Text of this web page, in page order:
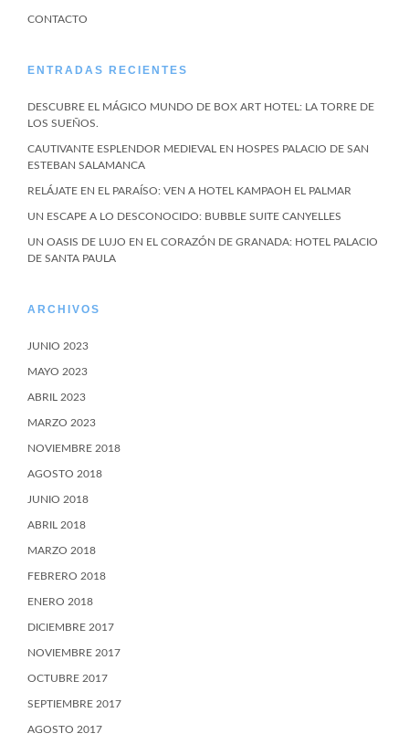
CONTACTO
ENTRADAS RECIENTES
DESCUBRE EL MÁGICO MUNDO DE BOX ART HOTEL: LA TORRE DE
LOS SUEÑOS.
CAUTIVANTE ESPLENDOR MEDIEVAL EN HOSPES PALACIO DE SAN
ESTEBAN SALAMANCA
RELÁJATE EN EL PARAÍSO: VEN A HOTEL KAMPAOH EL PALMAR
UN ESCAPE A LO DESCONOCIDO: BUBBLE SUITE CANYELLES
UN OASIS DE LUJO EN EL CORAZÓN DE GRANADA: HOTEL PALACIO
DE SANTA PAULA
ARCHIVOS
JUNIO 2023
MAYO 2023
ABRIL 2023
MARZO 2023
NOVIEMBRE 2018
AGOSTO 2018
JUNIO 2018
ABRIL 2018
MARZO 2018
FEBRERO 2018
ENERO 2018
DICIEMBRE 2017
NOVIEMBRE 2017
OCTUBRE 2017
SEPTIEMBRE 2017
AGOSTO 2017